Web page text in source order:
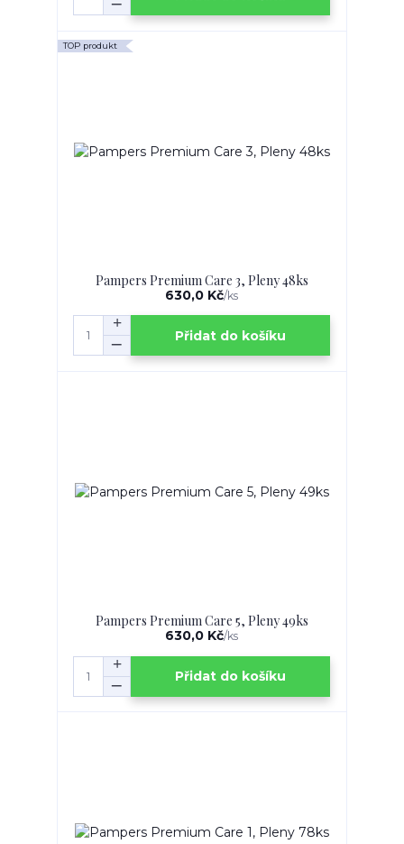
TOP produkt
Pampers Premium Care 3, Pleny 48ks
630,0 Kč/ks
Přidat do košíku
Pampers Premium Care 5, Pleny 49ks
630,0 Kč/ks
Přidat do košíku